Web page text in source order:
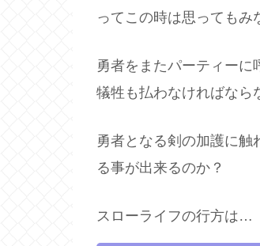
ってこの時は思ってもみ
勇者をまたパーティー
犠牲も払わなければなら
勇者となる剣の加護に触
る事が出来るのか？
スローライフの行方は…